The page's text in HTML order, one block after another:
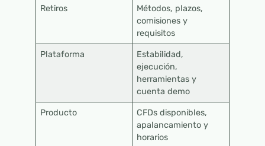
Retiros
Métodos, plazos,
comisiones y
requisitos
Plataforma
Estabilidad,
ejecución,
herramientas y
cuenta demo
Producto
CFDs disponibles,
apalancamiento y
horarios